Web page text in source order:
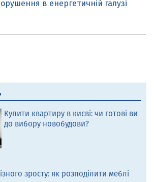
в енергетичній галузі
Купити квартиру в києві: чи готові ви
до вибору новобудови?
зросту: як розподілити меблі